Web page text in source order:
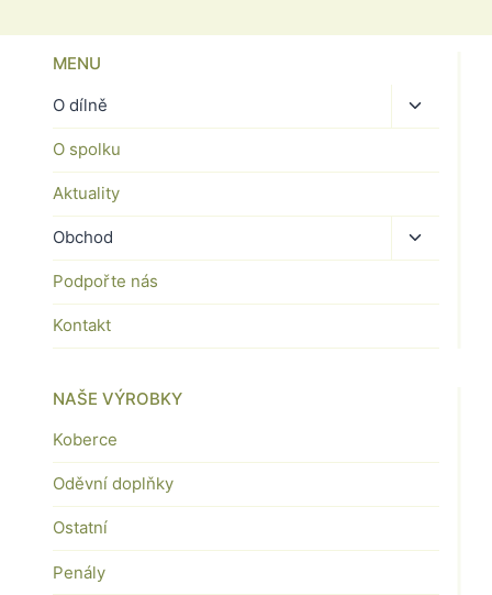
MENU
O dílně
Toggle
child
O spolku
Aktuality
Obchod
Toggle
child
Podpořte nás
Kontakt
NAŠE VÝROBKY
Koberce
Oděvní doplňky
Ostatní
Penály